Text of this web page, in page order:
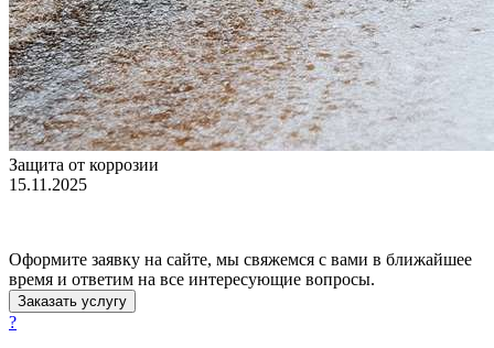
Защита от коррозии
15.11.2025
Оформите заявку на сайте, мы свяжемся с вами в ближайшее
время и ответим на все интересующие вопросы.
Заказать услугу
?